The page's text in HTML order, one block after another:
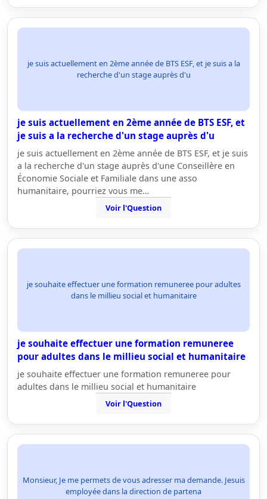
je suis actuellement en 2ème année de BTS ESF, et je suis a la
recherche d'un stage auprès d'u
je suis actuellement en 2ème année de BTS ESF, et
je suis a la recherche d'un stage auprès d'u
je suis actuellement en 2ème année de BTS ESF, et je suis
a la recherche d'un stage auprès d'une Conseillère en
Économie Sociale et Familiale dans une asso
humanitaire, pourriez vous me…
Voir l'Question
je souhaite effectuer une formation remuneree pour adultes
dans le millieu social et humanitaire
je souhaite effectuer une formation remuneree
pour adultes dans le millieu social et humanitaire
je souhaite effectuer une formation remuneree pour
adultes dans le millieu social et humanitaire
Voir l'Question
Monsieur, Je me permets de vous adresser ma demande. Jesuis
employée dans la direction de partena